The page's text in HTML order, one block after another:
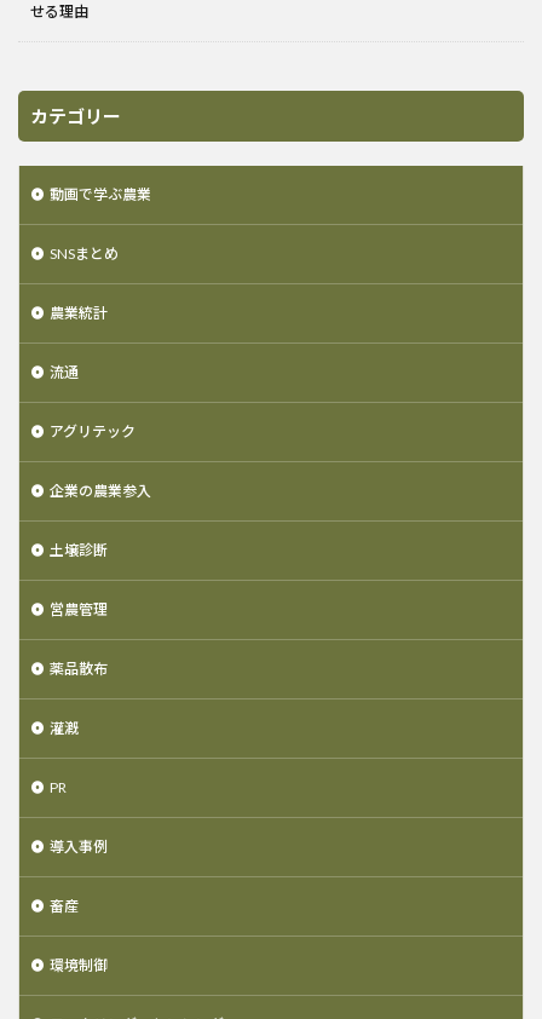
せる理由
カテゴリー
動画で学ぶ農業
SNSまとめ
農業統計
流通
アグリテック
企業の農業参入
土壌診断
営農管理
薬品散布
灌漑
PR
導入事例
畜産
環境制御